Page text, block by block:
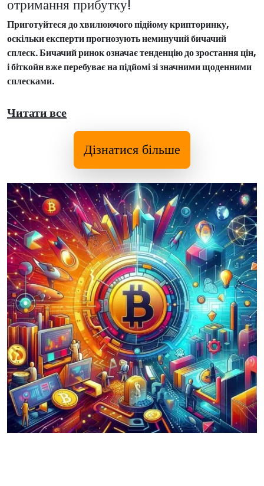
отримання прибутку!
Приготуйтеся до хвилюючого підйому крипторинку,
оскільки експерти прогнозують неминучий бичачий
сплеск. Бичачий ринок означає тенденцію до зростання цін,
і біткойн вже перебуває на підйомі зі значними щоденними
сплесками.
Читати все
Дізнатися більше